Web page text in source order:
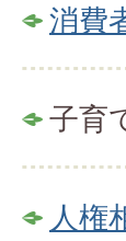
消費
子育
人権